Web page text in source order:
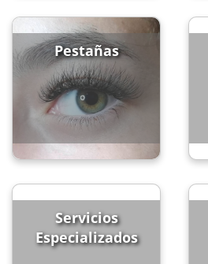
Pestañas
Servicios
Especializados